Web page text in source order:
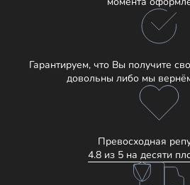
Гарантируем, что Вы получите
довольны либо мы
Превосходная
4.8 из 5 на десяти